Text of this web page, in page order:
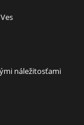
náležitosťami